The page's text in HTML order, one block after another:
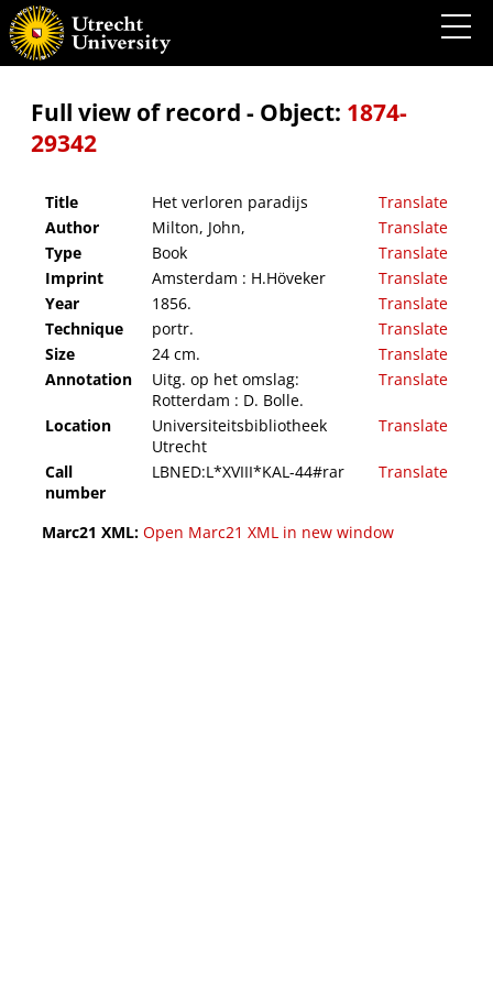
Het verloren paradijs
Full view of record - Object: 1874-
29342
Title Het verloren paradijs
Translate
Author
Milton, John,
Translate
Type
Book
Translate
Imprint
Amsterdam : H.Höveker
Translate
Year
1856.
Translate
Technique
portr.
Translate
Size
24 cm.
Translate
Annotation
Uitg. op het omslag:
Rotterdam : D. Bolle.
Translate
Location
Universiteitsbibliotheek
Utrecht
Translate
Call
number
LBNED:L*XVIII*KAL-44#rar Translate
Marc21 XML: Open Marc21 XML in new window